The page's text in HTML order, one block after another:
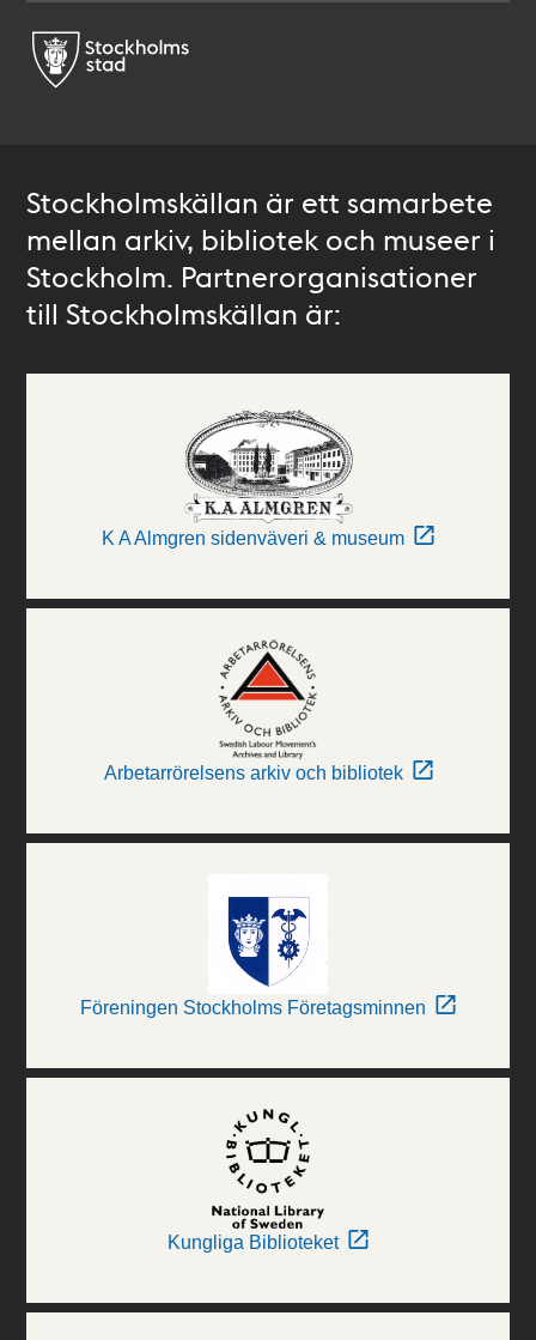
Stockholmskällan är ett samarbete
mellan arkiv, bibliotek och museer i
Stockholm. Partnerorganisationer
till Stockholmskällan är:
K A Almgren sidenväveri & museum
Arbetarrörelsens arkiv och bibliotek
Föreningen Stockholms Företagsminnen
Kungliga Biblioteket